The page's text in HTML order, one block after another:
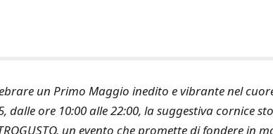
un Primo Maggio inedito e vibrante nel
dalle ore 10:00 alle 22:00, la suggestiva cornice
un evento che promette di fondere in